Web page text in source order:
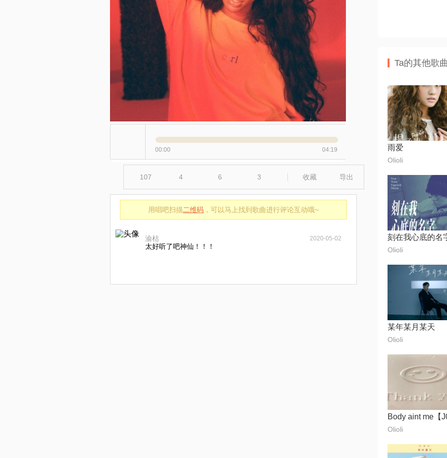
00:00 04:19
107 4 6 3 收藏 导出
用唱吧扫描二维码 ，可以马上找到歌曲进行评论互动哦~
渝枯 2020-05-02
太好听了吧神仙！！！
Ta的其他歌曲
雨爱
Olioli
Olioli
某年某月某天
Olioli
Olioli